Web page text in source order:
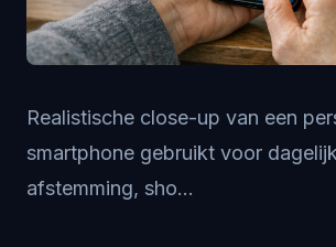
Realistische close-up van een
smartphone gebruikt voor
afstemming, sho...